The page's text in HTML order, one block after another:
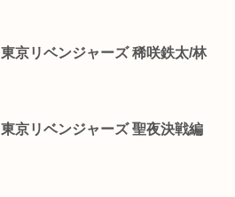
東京リベンジャーズ 稀咲鉄太/林
東京リベンジャーズ 聖夜決戦編